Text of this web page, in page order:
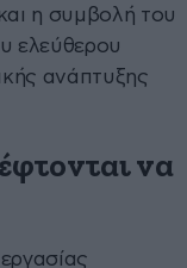
η συμβολή του
ελεύθερου
ανάπτυξης
να